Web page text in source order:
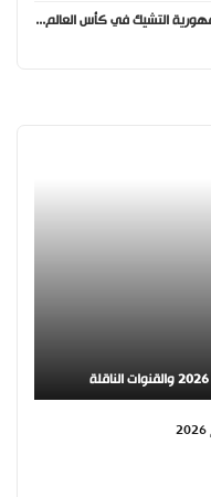
موعد مباراة كوريا الجنوبية وجمهورية التشيك في كأس العالم 2026 والقنوات الناقلة
موعد مباراة البرتغال والكونغو في كأس العالم 2026